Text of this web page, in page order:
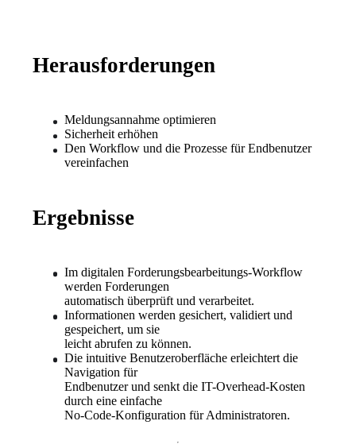
Herausforderungen
Meldungsannahme optimieren
Sicherheit erhöhen
Den Workflow und die Prozesse für Endbenutzer
vereinfachen
Ergebnisse
Im digitalen Forderungsbearbeitungs-Workflow
werden Forderungen
automatisch überprüft und verarbeitet.
Informationen werden gesichert, validiert und
gespeichert, um sie
leicht abrufen zu können.
Die intuitive Benutzeroberfläche erleichtert die
Navigation für
Endbenutzer und senkt die IT-Overhead-Kosten
durch eine einfache
No-Code-Konfiguration für Administratoren.